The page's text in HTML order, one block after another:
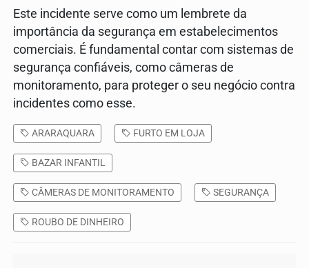
Este incidente serve como um lembrete da
importância da segurança em estabelecimentos
comerciais. É fundamental contar com sistemas de
segurança confiáveis, como câmeras de
monitoramento, para proteger o seu negócio contra
incidentes como esse.
ARARAQUARA FURTO EM LOJA
BAZAR INFANTIL
CÂMERAS DE MONITORAMENTO SEGURANÇA
ROUBO DE DINHEIRO